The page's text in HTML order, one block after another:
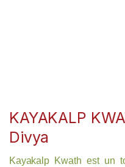
KAYAKALP
Divya
Kayakalp Kwath est un